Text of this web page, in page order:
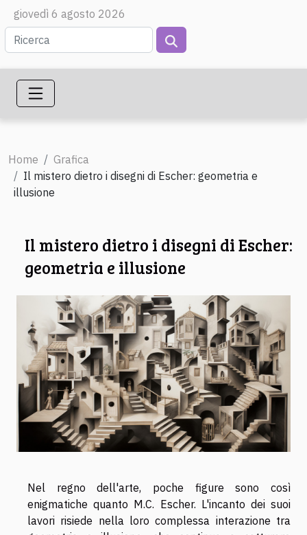
giovedì 6 agosto 2026
Home
Grafica
Il mistero dietro i disegni di Escher: geometria e
illusione
Il mistero dietro i disegni di Escher:
geometria e illusione
Nel regno dell'arte, poche figure sono così
enigmatiche quanto M.C. Escher. L'incanto dei suoi
lavori risiede nella loro complessa interazione tra